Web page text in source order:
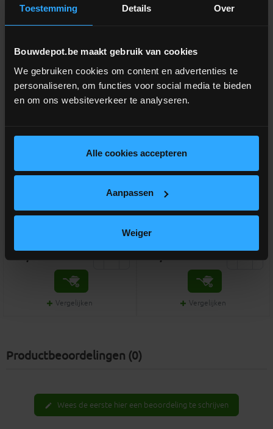
Toestemming Details Over
Bouwdepot.be maakt gebruik van cookies
We gebruiken cookies om content en advertenties te
personaliseren, om functies voor social media te bieden
en om ons websiteverkeer te analyseren.
Alle cookies accepteren
Aanpassen
Weiger
schuurgaas
meer info
€ 9,78
Vergelijken
pak van 10 stuks
€ 5,05
Vergelijken
Productbeoordelingen (0)
edit Wees de eerste hier een beoordeling te schrijven